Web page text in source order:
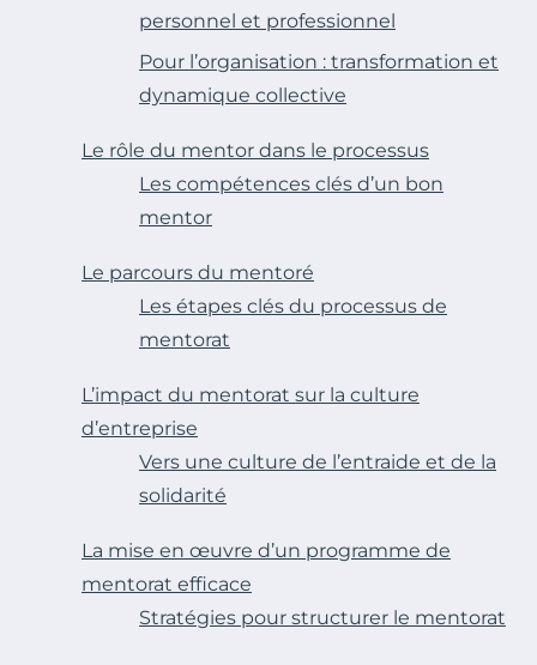
personnel et professionnel
Pour l’organisation : transformation et
dynamique collective
Le rôle du mentor dans le processus
Les compétences clés d’un bon
mentor
Le parcours du mentoré
Les étapes clés du processus de
mentorat
L’impact du mentorat sur la culture
d’entreprise
Vers une culture de l’entraide et de la
solidarité
La mise en œuvre d’un programme de
mentorat efficace
Stratégies pour structurer le mentorat